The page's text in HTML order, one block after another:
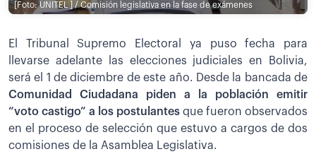
[Foto: UNITEL ] / Comisión legislativa en la fase de exámenes
El Tribunal Supremo Electoral ya puso fecha para
llevarse adelante las elecciones judiciales en Bolivia,
será el 1 de diciembre de este año. Desde la bancada de
Comunidad Ciudadana piden a la población emitir
“voto castigo” a los postulantes que fueron observados
en el proceso de selección que estuvo a cargos de dos
comisiones de la Asamblea Legislativa.